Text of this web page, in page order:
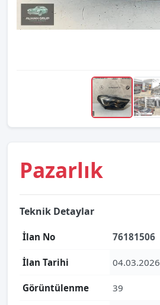
Pazarlık
Teknik Detaylar
İlan No 76181506
İlan Tarihi 04.03.2026
Görüntülenme 39